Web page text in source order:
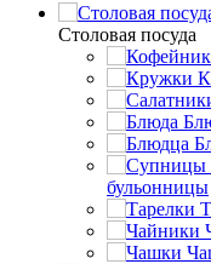
Столовая посуда
бульонницы